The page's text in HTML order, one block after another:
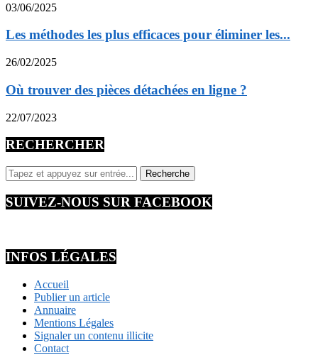
03/06/2025
Les méthodes les plus efficaces pour éliminer les...
26/02/2025
Où trouver des pièces détachées en ligne ?
22/07/2023
RECHERCHER
SUIVEZ-NOUS SUR FACEBOOK
INFOS LÉGALES
Accueil
Publier un article
Annuaire
Mentions Légales
Signaler un contenu illicite
Contact